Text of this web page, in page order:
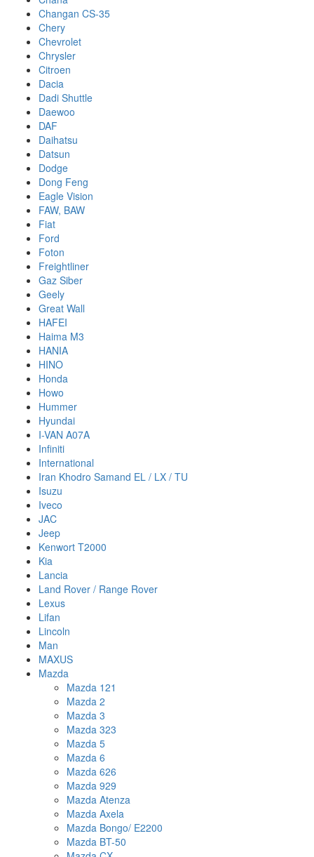
Changan CS-35
Chery
Chevrolet
Chrysler
Citroen
Dacia
Dadi Shuttle
Daewoo
DAF
Daihatsu
Datsun
Dodge
Dong Feng
Eagle Vision
FAW, BAW
Fiat
Ford
Foton
Freightliner
Gaz Siber
Geely
Great Wall
HAFEI
Haima M3
HANIA
HINO
Honda
Howo
Hummer
Hyundai
I-VAN A07A
Infiniti
International
Iran Khodro Samand EL / LX / TU
Isuzu
Iveco
JAC
Jeep
Kenwort T2000
Kia
Lancia
Land Rover / Range Rover
Lexus
Lifan
Lincoln
Man
MAXUS
Mazda
Mazda 121
Mazda 2
Mazda 3
Mazda 323
Mazda 5
Mazda 6
Mazda 626
Mazda 929
Mazda Atenza
Mazda Axela
Mazda Bongo/ E2200
Mazda BT-50